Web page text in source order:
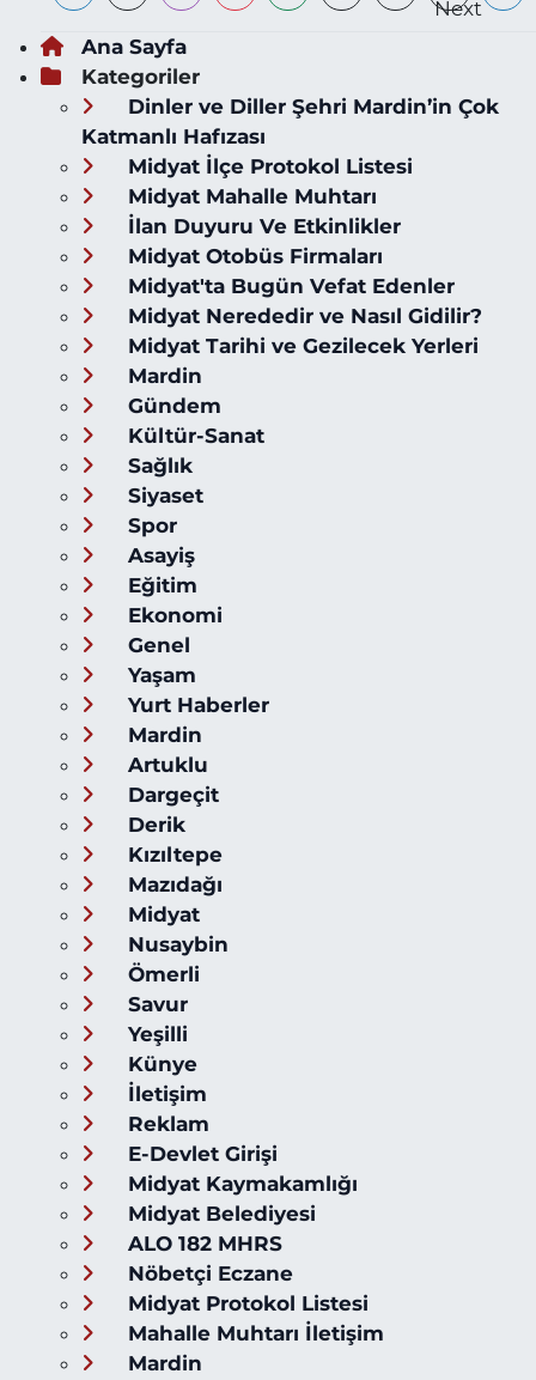
Ana Sayfa
Kategoriler
Dinler ve Diller Şehri Mardin’in Çok
Katmanlı Hafızası
Midyat İlçe Protokol Listesi
Midyat Mahalle Muhtarı
İlan Duyuru Ve Etkinlikler
Midyat Otobüs Firmaları
Midyat'ta Bugün Vefat Edenler
Midyat Nerededir ve Nasıl Gidilir?
Midyat Tarihi ve Gezilecek Yerleri
Mardin
Gündem
Kültür-Sanat
Sağlık
Siyaset
Spor
Asayiş
Eğitim
Ekonomi
Genel
Yaşam
Yurt Haberler
Mardin
Artuklu
Dargeçit
Derik
Kızıltepe
Mazıdağı
Midyat
Nusaybin
Ömerli
Savur
Yeşilli
Künye
İletişim
Reklam
E-Devlet Girişi
Midyat Kaymakamlığı
Midyat Belediyesi
ALO 182 MHRS
Nöbetçi Eczane
Midyat Protokol Listesi
Mahalle Muhtarı İletişim
Mardin